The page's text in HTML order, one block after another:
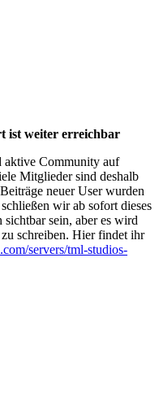
ist weiter erreichbar
aktive Community auf
Mitglieder sind deshalb
neuer User wurden
wir ab sofort dieses
sein, aber es wird
schreiben. Hier findet ihr
servers/tml-studios-